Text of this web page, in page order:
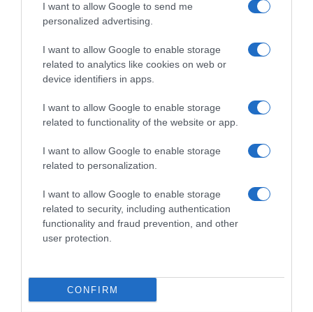
I want to allow Google to send me
personalized advertising.
I want to allow Google to enable storage
related to analytics like cookies on web or
device identifiers in apps.
I want to allow Google to enable storage
related to functionality of the website or app.
I want to allow Google to enable storage
related to personalization.
I want to allow Google to enable storage
related to security, including authentication
functionality and fraud prevention, and other
user protection.
CONFIRM
Βολοντίμιρ Ζελένσκι: «Η Ρωσία επιλέγει τον
πόλεμο» – Βλαντίμιρ Πούτιν: «Προς το παρόν
δεν βλέπω το νόημα για συνάντηση με το
Κίεβο»
Σε τροχιά μετωπικής σύγκρουσης οι δύο ηγέτες
05.06.2026 - 21:30